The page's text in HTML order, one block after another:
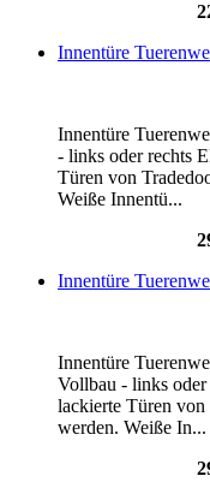
Innentüre
Innentüre
- links oder rechts
Türen von
Weiße Innentü...
Innentüre
Innentüre
Vollbau - links
lackierte Türen von
werden. Weiße In...